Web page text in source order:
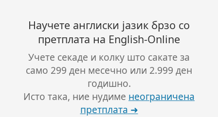
Научете англиски јазик брзо со
претплата на English-Online
Учете секаде и колку што сакате за
само 299 ден месечно или 2.999 ден
годишно.
Исто така, ние нудиме неограничена
претплата